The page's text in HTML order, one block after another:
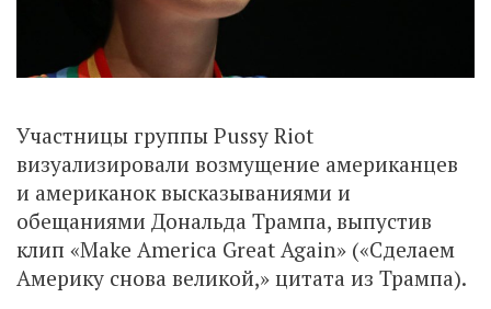
Участницы группы Pussy Riot
визуализировали возмущение американцев
и американок высказываниями и
обещаниями Дональда Трампа, выпустив
клип «Make America Great Again» («Сделаем
Америку снова великой,» цитата из Трампа).